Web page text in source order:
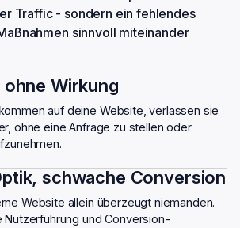
Traffic - sondern ein fehlendes
sinnvoll miteinander
Wirkung
auf deine Website, verlassen sie
ohne eine Anfrage zu stellen oder
schwache Conversion
Website allein überzeugt niemanden.
Nutzerführung und Conversion-